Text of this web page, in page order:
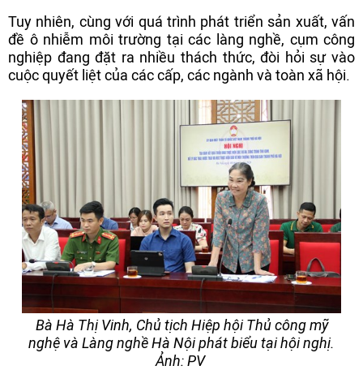
Tuy nhiên, cùng với quá trình phát triển sản xuất, vấn
đề ô nhiễm môi trường tại các làng nghề, cụm công
nghiệp đang đặt ra nhiều thách thức, đòi hỏi sự vào
cuộc quyết liệt của các cấp, các ngành và toàn xã hội.
Bà Hà Thị Vinh, Chủ tịch Hiệp hội Thủ công mỹ
nghệ và Làng nghề Hà Nội phát biểu tại hội nghị.
Ảnh: PV